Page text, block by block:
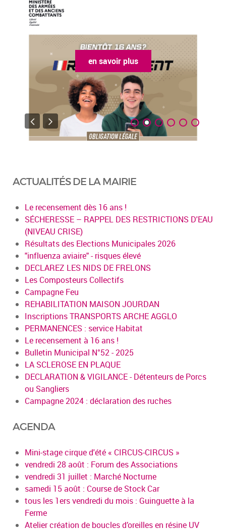
en savoir plus
ACTUALITÉS DE LA MAIRIE
Le recensement dès 16 ans !
SÉCHERESSE – RAPPEL DES RESTRICTIONS D'EAU
(NIVEAU CRISE)
Résultats des Elections Municipales 2026
"influenza aviaire" - risques élevé
DECLAREZ LES NIDS DE FRELONS
Les Composteurs Collectifs
Campagne Feu
REHABILITATION MAISON JOURDAN
Inscriptions TRANSPORTS ARCHE AGGLO
PERMANENCES : service Habitat
Le recensement à 16 ans !
Bulletin Municipal N°52 - 2025
LA SCLEROSE EN PLAQUE
DECLARATION & VIGILANCE - Détenteurs de Porcs
ou Sangliers
Campagne 2024 : déclaration des ruches
AGENDA
Mini-stage cirque d'été « CIRCUS-CIRCUS »
vendredi 28 août : Forum des Associations
vendredi 31 juillet : Marché Nocturne
samedi 15 août : Course de Stock Car
tous les 1ers vendredi du mois : Guinguette à la
Ferme
Atelier création de boucles d’oreilles en résine UV